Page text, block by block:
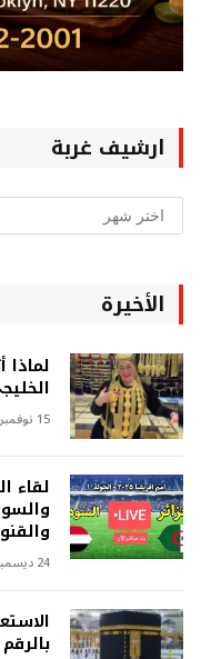
ارشيف غربة
ارشيف
غربة
الأخيرة
لماذا
15 نوفمبر، 2025
لقاء
24 ديسمبر، 2025